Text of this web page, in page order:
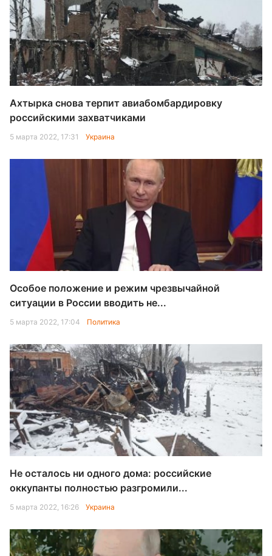
Ахтырка снова терпит авиабомбардировку
российскими захватчиками
5 марта 2022, 17:31 Украина
Особое положение и режим чрезвычайной
ситуации в России вводить не...
5 марта 2022, 17:04 Политика
Не осталось ни одного дома: российские
оккупанты полностью разгромили...
5 марта 2022, 16:26 Украина